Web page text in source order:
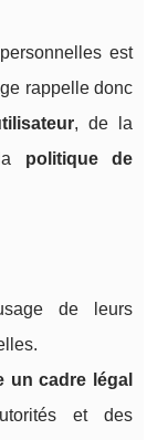
est
rappelle donc
, de la
politique de
de leurs
un cadre légal
et des